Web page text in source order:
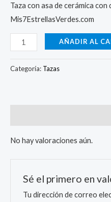
Taza con asa de cerámica con
Mis7EstrellasVerdes.com
AÑADIR AL
Categoría: Tazas
No hay valoraciones aún.
Sé el primero en
Tu dirección de correo